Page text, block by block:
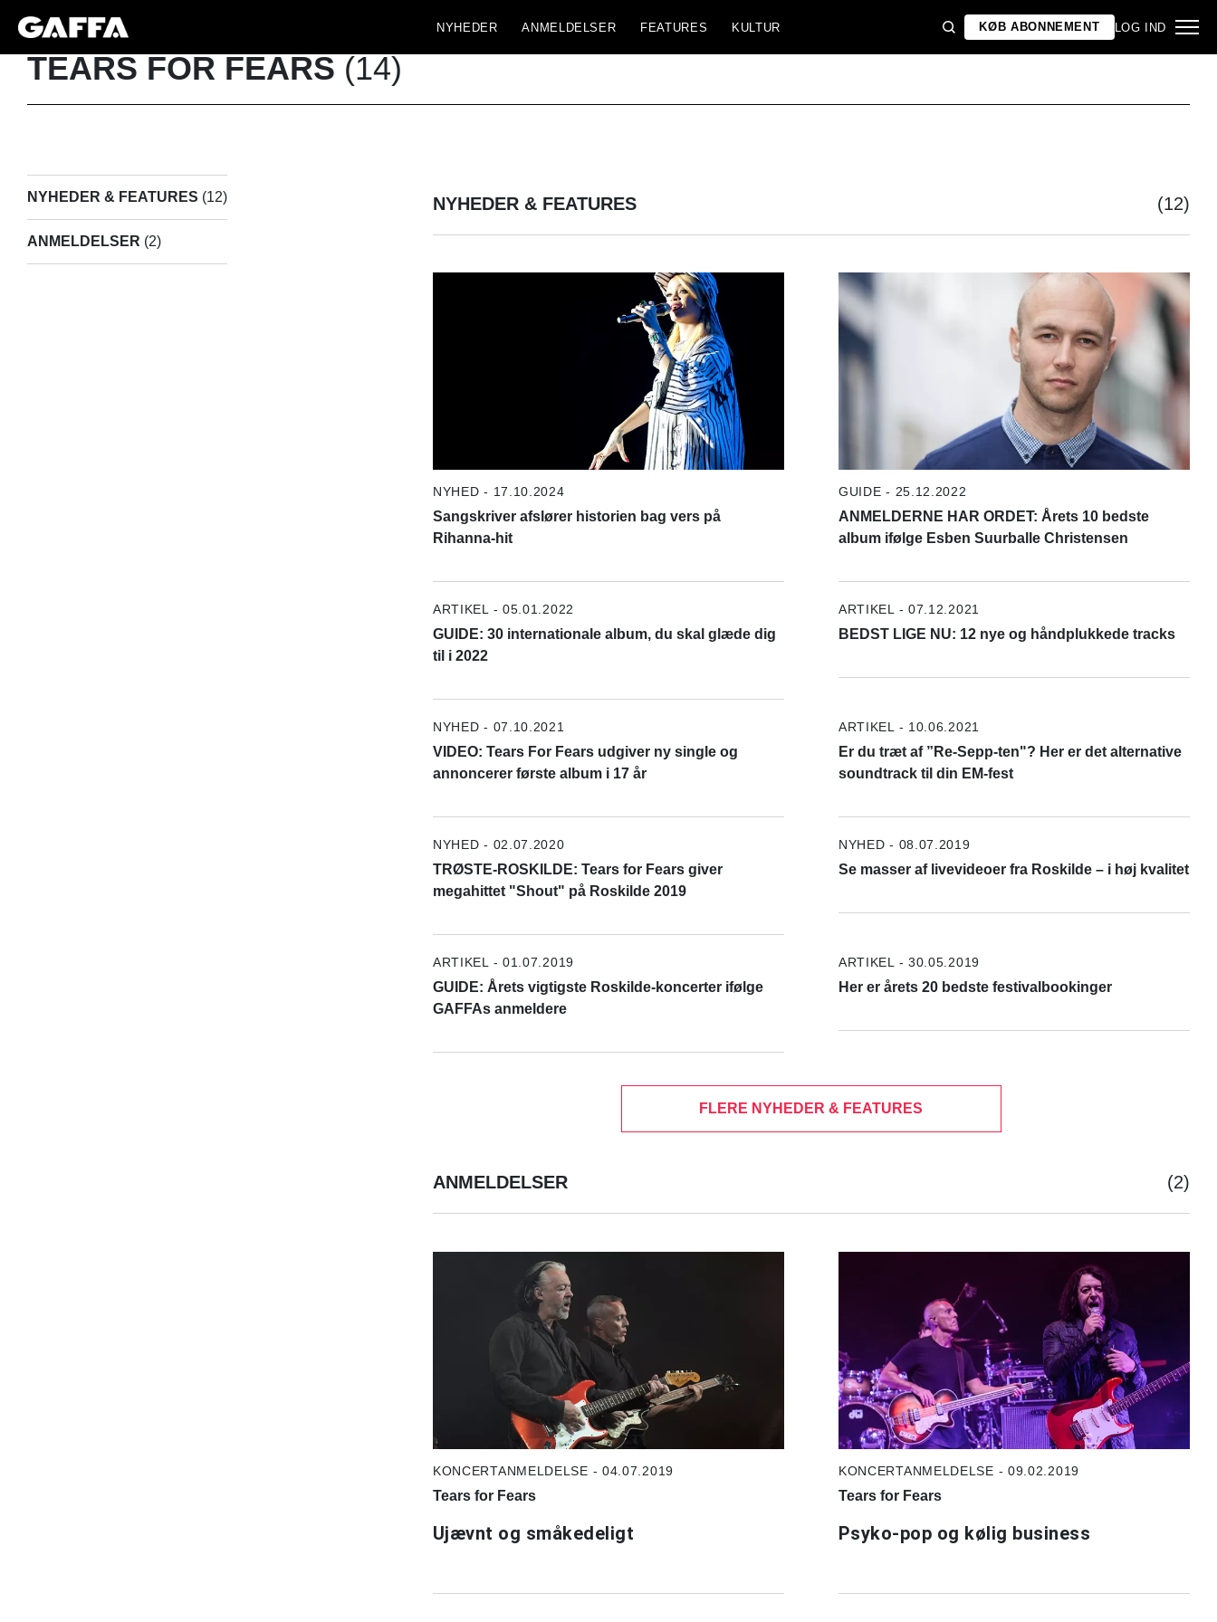
NYHEDER ANMELDELSER FEATURES KULTUR KØB ABONNEMENT LOG IND
TEARS FOR FEARS (14)
NYHEDER & FEATURES (12)
ANMELDELSER (2)
NYHEDER & FEATURES (12)
NYHED - 17.10.2024
Sangskriver afslører historien bag vers på
Rihanna-hit
GUIDE - 25.12.2022
ANMELDERNE HAR ORDET: Årets 10 bedste
album ifølge Esben Suurballe Christensen
ARTIKEL - 05.01.2022
GUIDE: 30 internationale album, du skal glæde dig
til i 2022
ARTIKEL - 07.12.2021
BEDST LIGE NU: 12 nye og håndplukkede tracks
NYHED - 07.10.2021
VIDEO: Tears For Fears udgiver ny single og
annoncerer første album i 17 år
ARTIKEL - 10.06.2021
Er du træt af ”Re-Sepp-ten"? Her er det alternative
soundtrack til din EM-fest
NYHED - 02.07.2020
TRØSTE-ROSKILDE: Tears for Fears giver
megahittet "Shout" på Roskilde 2019
NYHED - 08.07.2019
Se masser af livevideoer fra Roskilde – i høj kvalitet
ARTIKEL - 01.07.2019
GUIDE: Årets vigtigste Roskilde-koncerter ifølge
GAFFAs anmeldere
ARTIKEL - 30.05.2019
Her er årets 20 bedste festivalbookinger
FLERE NYHEDER & FEATURES
ANMELDELSER (2)
KONCERTANMELDELSE - 04.07.2019
Tears for Fears
Ujævnt og småkedeligt
KONCERTANMELDELSE - 09.02.2019
Tears for Fears
Psyko-pop og kølig business